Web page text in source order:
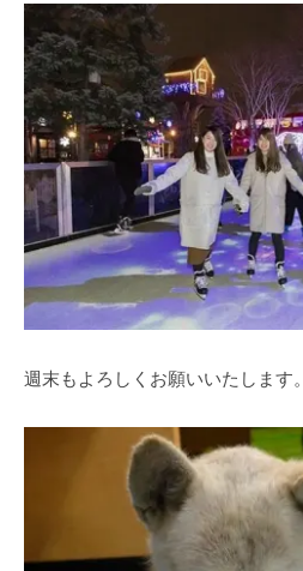
週末もよろしくお願いいたします。